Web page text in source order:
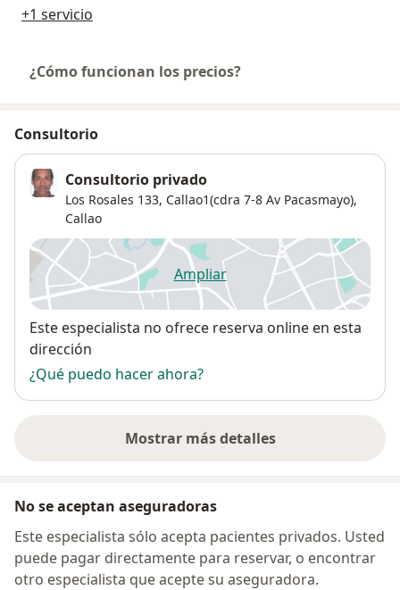
+1 servicio
¿Cómo funcionan los precios?
Consultorio
Consultorio privado
Los Rosales 133, Callao1(cdra 7-8 Av Pacasmayo),
Callao
Ampliarse abre en una nueva
Disponibilidad
Este especialista no ofrece reserva online en esta
dirección
¿Qué puedo hacer ahora?
Mostrar más detalles
sobre la dirección
No se aceptan aseguradoras
Este especialista sólo acepta pacientes privados. Usted
puede pagar directamente para reservar, o encontrar
otro especialista que acepte su aseguradora.